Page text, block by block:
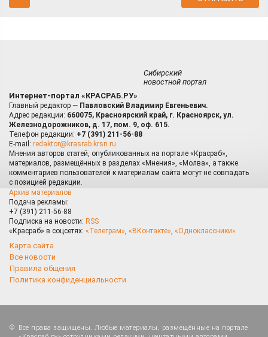
Сибирский
новостной портал
Интернет-портал «КРАСРАБ.РУ»
Главный редактор — Павловский Владимир Евгеньевич.
Адрес редакции: 660075, Красноярский край, г. Красноярск, ул.
Железнодорожников, д. 17, пом. 9, оф. 615.
Телефон редакции: +7 (391) 211-56-88
E-mail: redaktor@krasrab.krsn.ru
Мнения авторов статей, опубликованных на портале «Красраб»,
материалов, размещённых в разделах «Мнения», «Молва», а также
комментариев пользователей к материалам сайта могут не совпадать
с позицией редакции.
Архив материалов
Подача рекламы:
+7 (391) 211-56-88
Подписка на новости: RSS
«Красраб» в соцсетях: «Телеграм», «ВКонтакте», «Одноклассники»
Карта сайта
Все новости
Правила общения
Политика конфиденциальности
Все права защищены. Любые материалы, размещённые на портале